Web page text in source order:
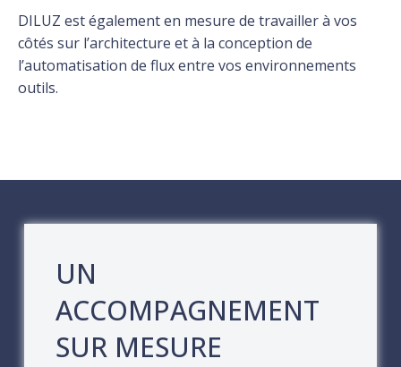
DILUZ est également en mesure de travailler à vos
côtés sur l’architecture et à la conception de
l’automatisation de flux entre vos environnements
outils.
UN
ACCOMPAGNEMENT
SUR MESURE